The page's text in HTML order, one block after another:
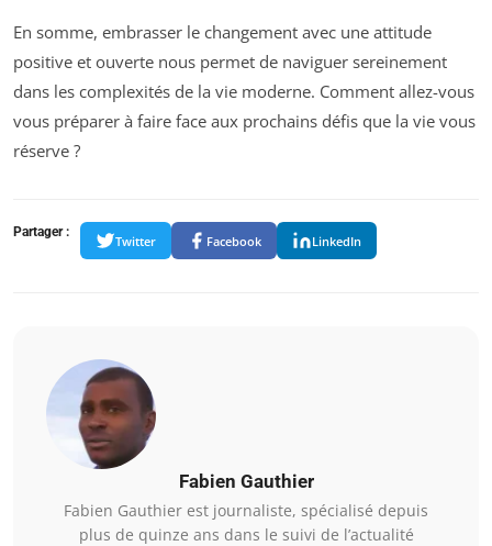
En somme, embrasser le changement avec une attitude
positive et ouverte nous permet de naviguer sereinement
dans les complexités de la vie moderne. Comment allez-vous
vous préparer à faire face aux prochains défis que la vie vous
réserve ?
Partager :
Twitter Facebook LinkedIn
Fabien Gauthier
Fabien Gauthier est journaliste, spécialisé depuis
plus de quinze ans dans le suivi de l’actualité